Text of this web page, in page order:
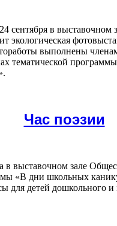
сентября в выставочном
экологическая
выполнены
тематической
Час поэзии
в выставочном зале
«В дни школьных
для детей дошкольного